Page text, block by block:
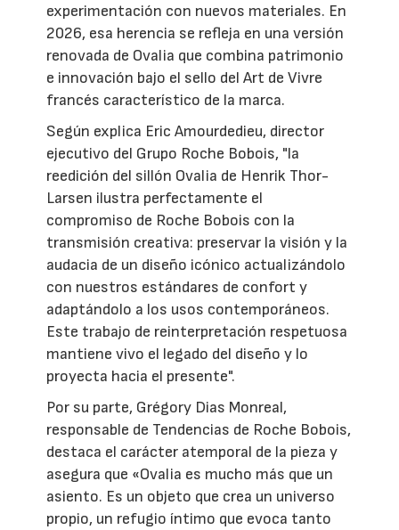
experimentación con nuevos materiales. En
2026, esa herencia se refleja en una versión
renovada de Ovalia que combina patrimonio
e innovación bajo el sello del Art de Vivre
francés característico de la marca.
Según explica Eric Amourdedieu, director
ejecutivo del Grupo Roche Bobois, "la
reedición del sillón Ovalia de Henrik Thor-
Larsen ilustra perfectamente el
compromiso de Roche Bobois con la
transmisión creativa: preservar la visión y la
audacia de un diseño icónico actualizándolo
con nuestros estándares de confort y
adaptándolo a los usos contemporáneos.
Este trabajo de reinterpretación respetuosa
mantiene vivo el legado del diseño y lo
proyecta hacia el presente".
Por su parte, Grégory Dias Monreal,
responsable de Tendencias de Roche Bobois,
destaca el carácter atemporal de la pieza y
asegura que «Ovalia es mucho más que un
asiento. Es un objeto que crea un universo
propio, un refugio íntimo que evoca tanto